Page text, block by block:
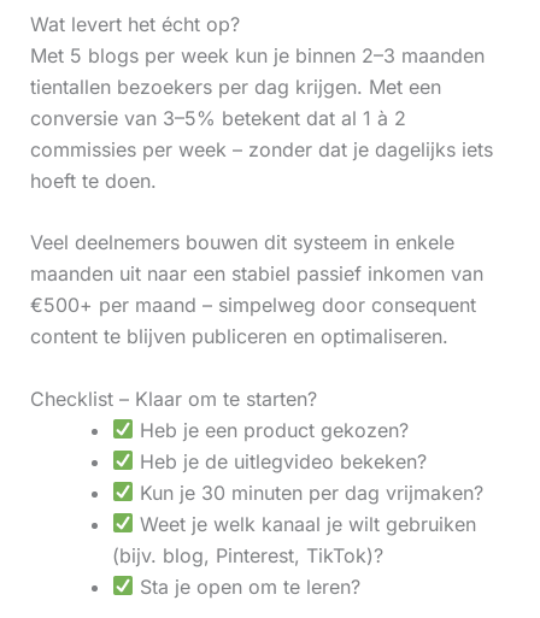
Wat levert het écht op?
Met 5 blogs per week kun je binnen 2–3 maanden
tientallen bezoekers per dag krijgen. Met een
conversie van 3–5% betekent dat al 1 à 2
commissies per week – zonder dat je dagelijks iets
hoeft te doen.
Veel deelnemers bouwen dit systeem in enkele
maanden uit naar een stabiel passief inkomen van
€500+ per maand – simpelweg door consequent
content te blijven publiceren en optimaliseren.
Checklist – Klaar om te starten?
Heb je een product gekozen?
Heb je de uitlegvideo bekeken?
Kun je 30 minuten per dag vrijmaken?
Weet je welk kanaal je wilt gebruiken
(bijv. blog, Pinterest, TikTok)?
Sta je open om te leren?